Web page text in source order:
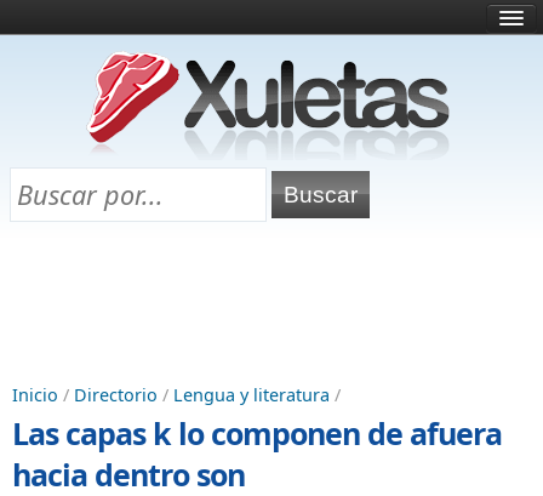
¿Qué es esto?
Directorio
Chuletas para exámenes
Inicio / Directorio / Lengua y literatura /
Las capas k lo componen de afuera
hacia dentro son